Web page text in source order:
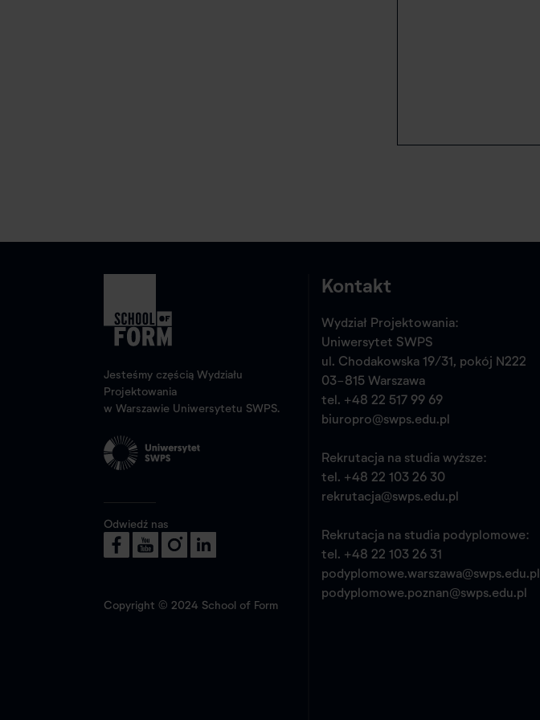
Jesteśmy częścią Wydziału
Projektowania
w Warszawie Uniwersytetu SWPS.
Odwiedź nas
Copyright © 2024 School of Form
Kontakt
Wydział Projektowania:
Uniwersytet SWPS
ul. Chodakowska 19/31, pokój N222
03-815 Warszawa
tel. +48 22 517 99 69
biuropro@swps.edu.pl
Rekrutacja na studia wyższe:
tel. +48 22 103 26 30
rekrutacja@swps.edu.pl
Rekrutacja na studia podyplomowe:
tel. +48 22 103 26 31
podyplomowe.warszawa@swps.edu.pl
podyplomowe.poznan@swps.edu.pl